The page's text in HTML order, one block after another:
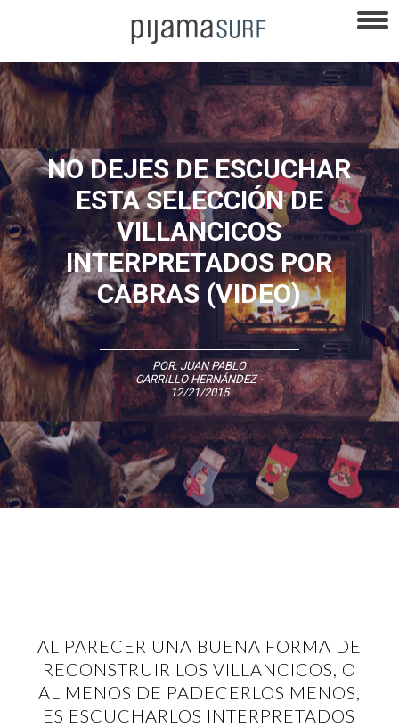
NO DEJES DE ESCUCHAR
ESTA SELECCIÓN DE
VILLANCICOS
INTERPRETADOS POR
CABRAS (VIDEO)
POR: JUAN PABLO
CARRILLO HERNÁNDEZ-
12/21/2015
AL PARECER UNA BUENA FORMA DE
RECONSTRUIR LOS VILLANCICOS, O
AL MENOS DE PADECERLOS MENOS,
ES ESCUCHARLOS INTERPRETADOS